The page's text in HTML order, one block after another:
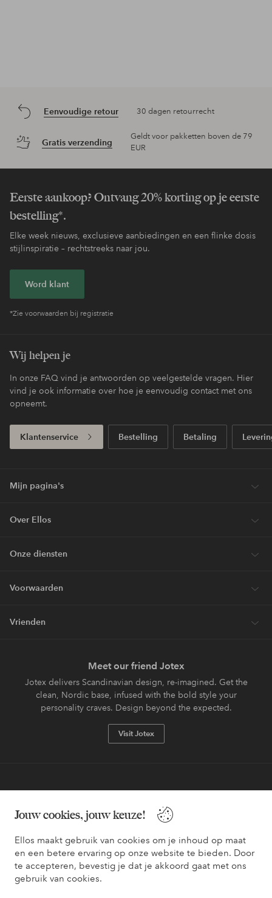
Jouw cookies, jouw keuze!
Ellos maakt gebruik van cookies om je inhoud op maat
en een betere ervaring op onze website te bieden. Door
te accepteren, bevestig je dat je akkoord gaat met ons
gebruik van cookies.
Eenvoudige retour 30 dagen retourrecht
Gratis verzending
Geldt voor pakketten boven de 79
EUR
Eerste aankoop? Ontvang 20% korting op je eerste
bestelling*.
Elke week nieuws, exclusieve aanbiedingen en een flinke dosis
stijlinspiratie – rechtstreeks naar jou.
Word klant
*Zie voorwaarden bij registratie
Wij helpen je
In onze FAQ vind je antwoorden op veelgestelde vragen. Hier
vind je ook informatie over hoe je eenvoudig contact met ons
opneemt.
Klantenservice Bestelling Betaling
Mijn pagina's
Over Ellos
Onze diensten
Voorwaarden
Vrienden
Meet our friend Jotex
Jotex delivers Scandinavian design, re-imagined. Get the
clean, Nordic base, infused with the bold style your
personality craves. Design beyond the expected.
Visit Jotex
Wil je meer weten over
onze betaalopties